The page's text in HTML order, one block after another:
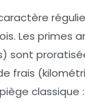
Les primes
sont
frais
classique